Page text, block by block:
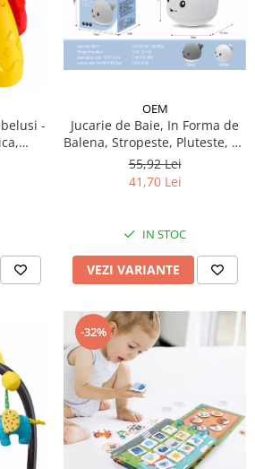
-
OEM
Jucarie de Baie, In Forma de
Balena, Stropeste, Pluteste, cu
Lumini Colorate, Distractiva si
Interactiva, Sigura pentru
Copii, Stimuleaza Imaginatia,
55,92 Lei
41,70 Lei
IN STOC
VEZI VARIANTE
-32%